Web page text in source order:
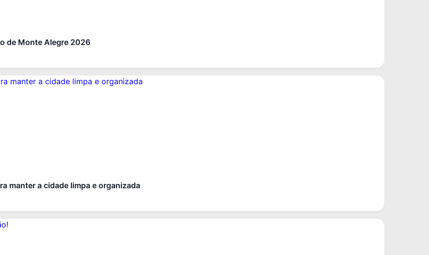
de Monte Alegre 2026
manter a cidade limpa e organizada